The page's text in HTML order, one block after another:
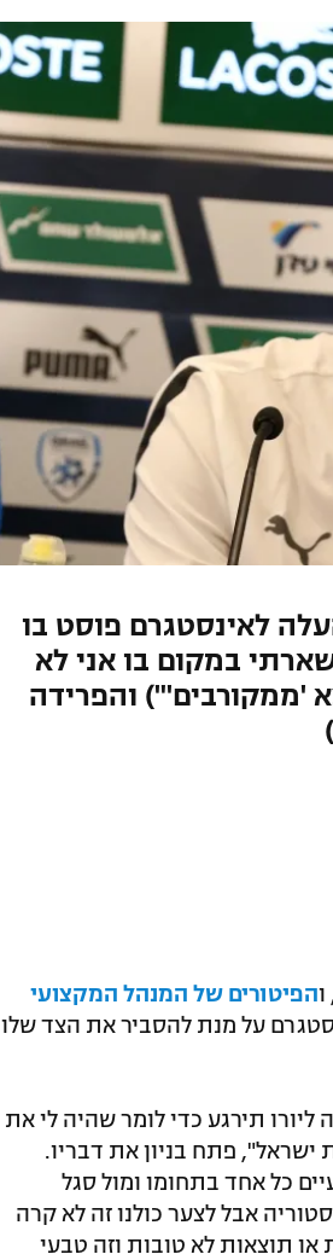
סינית
ברזילאית
נוספות
לאינסטגרם פוסט בו
במקום בו אני לא
'ממקורבים'") והפרידה
הפיטורים של המנהל המקצועי
על מנת להסביר את הצד שלו
תירגע כדי לומר שהיה לי את
פתח בניון את דבריו.
כל אחד בתחומו ומול סגל
אבל לצער כולנו זה לא קרה
תוצאות לא טובות וזה טבעי